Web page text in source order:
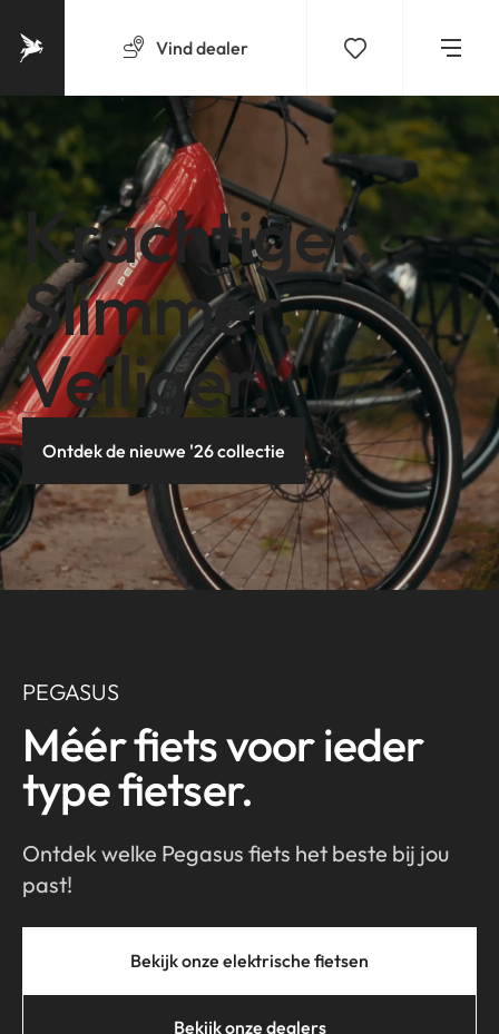
Vinddealer
Krachtiger.
Slimmer.
Veiliger.
Ontdek de nieuwe '26 collectie
PEGASUS
Méér fiets voor ieder
type fietser.
Ontdek welke Pegasus fiets het beste bij jou
past!
Bekijk onze elektrische fietsen
Bekijk onze dealers